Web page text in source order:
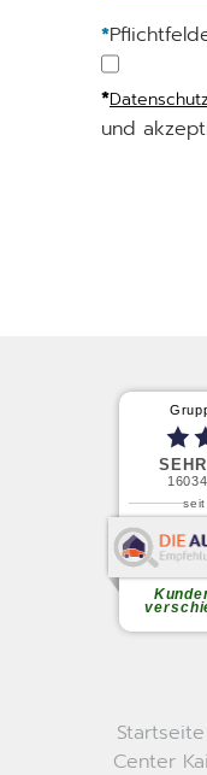
*
*
und
Startseite
Center